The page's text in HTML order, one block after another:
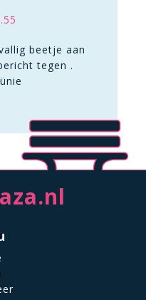
beetje aan
tegen .